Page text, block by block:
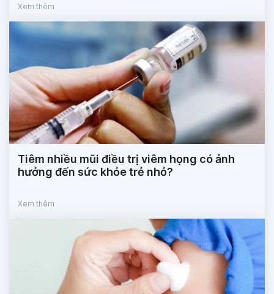
Xem thêm
Tiêm nhiều mũi điều trị viêm họng có ảnh
hưởng đến sức khỏe trẻ nhỏ?
Xem thêm